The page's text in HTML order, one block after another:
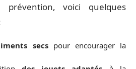
voici quelques
secspour encourager la